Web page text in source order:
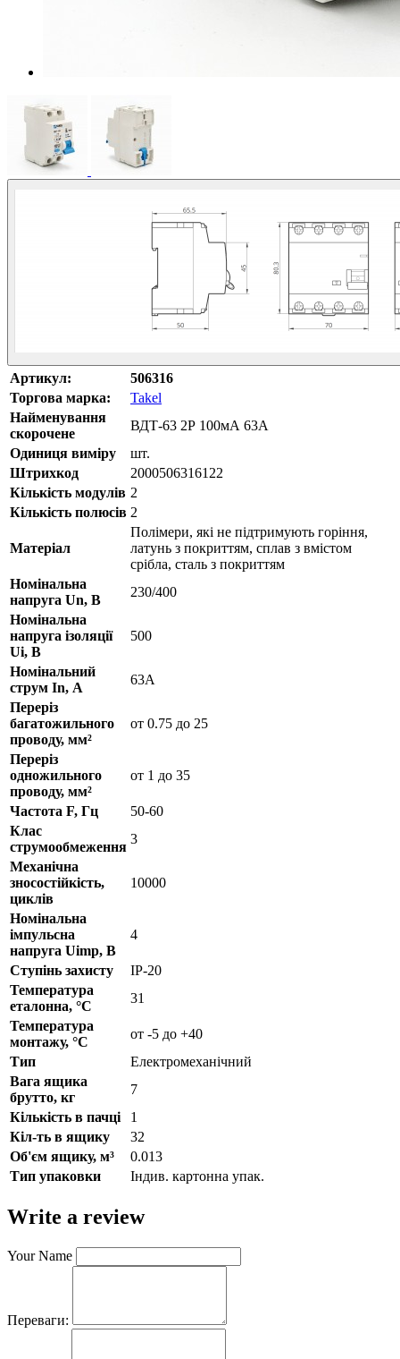
Артикул:
506316
Торгова марка:
Takel
Найменування
скорочене
ВДТ-63 2Р 100мА 63А
Одиниця виміру
шт.
Штрихкод
2000506316122
Кількість модулів 2
Кількість полюсів 2
Матеріал
Полімери, які не підтримують горіння,
латунь з покриттям, сплав з вмістом
срібла, сталь з покриттям
Номінальна
напруга Un, В
230/400
Номінальна
напруга ізоляції
Ui, В
500
Номінальний
струм In, А
63А
Переріз
багатожильного
проводу, мм²
от 0.75 до 25
Переріз
одножильного
проводу, мм²
от 1 до 35
Частота F, Гц
50-60
Клас
струмообмеження
3
Механічна
зносостійкість,
циклів
10000
Номінальна
імпульсна
напруга Uimp, В
4
Ступінь захисту
IP-20
Температура
еталонна, °C
31
Температура
монтажу, °C
от -5 до +40
Тип
Електромеханічний
Вага ящика
брутто, кг
7
Кількість в пачці
1
Кіл-ть в ящику
32
Об'єм ящику, м³
0.013
Тип упаковки
Індив. картонна упак.
Write a review
Your Name
Переваги: